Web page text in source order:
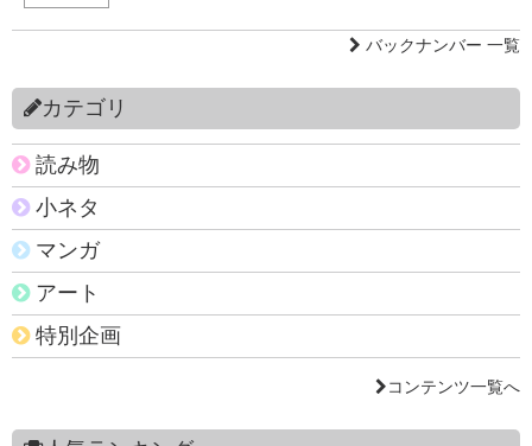
バックナンバー 一覧
カテゴリ
読み物
小ネタ
マンガ
アート
特別企画
コンテンツ一覧へ